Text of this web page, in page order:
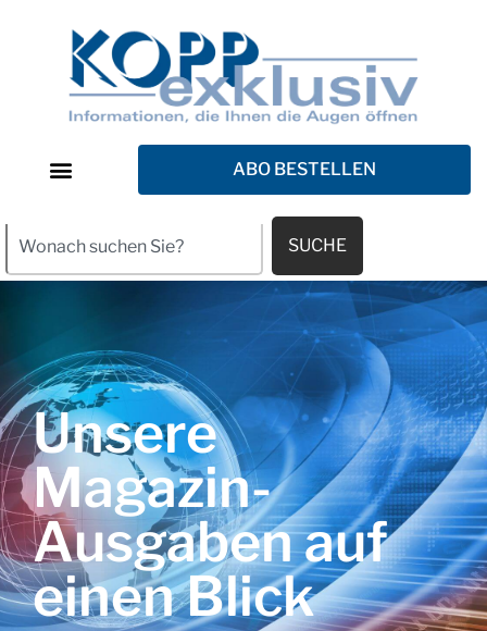
ABO BESTELLEN
SUCHE
Unsere
Magazin-
Ausgaben auf
einen Blick